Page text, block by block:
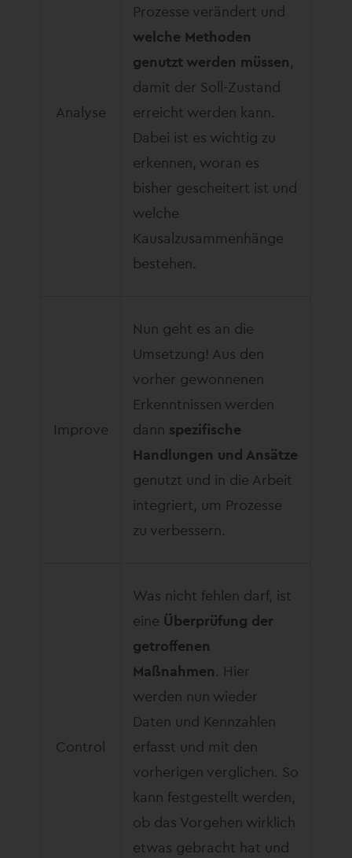
Analyse
Prozesse verändert und
welche Methoden
genutzt werden müssen,
damit der Soll-Zustand
erreicht werden kann.
Dabei ist es wichtig zu
erkennen, woran es
bisher gescheitert ist und
welche
Kausalzusammenhänge
bestehen.
Improve
Nun geht es an die
Umsetzung! Aus den
vorher gewonnenen
Erkenntnissen werden
dann spezifische
Handlungen und Ansätze
genutzt und in die Arbeit
integriert, um Prozesse
zu verbessern.
Control
Was nicht fehlen darf, ist
eine Überprüfung der
getroffenen
Maßnahmen. Hier
werden nun wieder
Daten und Kennzahlen
erfasst und mit den
vorherigen verglichen. So
kann festgestellt werden,
ob das Vorgehen wirklich
etwas gebracht hat und